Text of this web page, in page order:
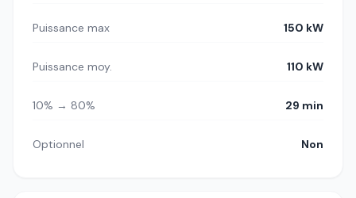
Puissance max 150 kW
Puissance moy. 110 kW
10% → 80% 29 min
Optionnel Non